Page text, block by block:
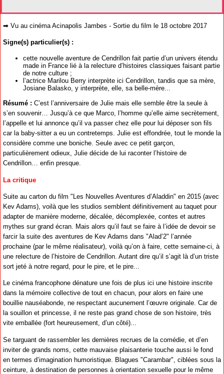
➡ Vu au cinéma Acinapolis Jambes - Sortie du film le 18 octobre 2017
Signe(s) particulier(s) :
cette nouvelle aventure de Cendrillon fait partie d’un univers étendu
made in France lié à la relecture d’histoires classiques faisant partie
de notre culture ;
l’actrice Marilou Berry interprète ici Cendrillon, tandis que sa mère,
Josiane Balasko, y interprète, elle, sa belle-mère...
Résumé : C’est l’anniversaire de Julie mais elle semble être la seule à
s’en souvenir… Jusqu’à ce que Marco, l’homme qu’elle aime secrètement,
l’appelle et lui annonce qu’il va passer chez elle pour lui déposer son fils
car la baby-sitter a eu un contretemps. Julie est effondrée, tout le monde la
considère comme une boniche. Seule avec ce petit garçon,
particulièrement odieux, Julie décide de lui raconter l’histoire de
Cendrillon… enfin presque.
La critique
Suite au carton du film "Les Nouvelles Aventures d’Aladdin" en 2015 (avec
Kev Adams), voilà que les studios semblent définitivement au taquet pour
adapter de manière moderne, décalée, décomplexée, contes et autres
mythes sur grand écran. Mais alors qu’il faut se faire à l’idée de devoir se
farcir la suite des aventures de Kev Adams dans "Alad’2" l’année
prochaine (par le même réalisateur), voilà qu’on à faire, cette semaine-ci, à
une relecture de l’histoire de Cendrillon. Autant dire qu’il s’agit là d’un triste
sort jeté à notre regard, pour le pire, et le pire...
Le cinéma francophone dénature une fois de plus ici une histoire inscrite
dans la mémoire collective de tout en chacun, pour alors en faire une
bouillie nauséabonde, ne respectant aucunement l’œuvre originale. Car de
la souillon et princesse, il ne reste pas grand chose de son histoire, très
vite emballée (fort heureusement, d’un côté)...
Se targuant de rassembler les dernières recrues de la comédie, et d’en
inviter de grands noms, cette mauvaise plaisanterie touche aussi le fond
en termes d’imagination humoristique. Blagues "Carambar", ciblées sous la
ceinture, à destination de personnes à orientation sexuelle pour le même